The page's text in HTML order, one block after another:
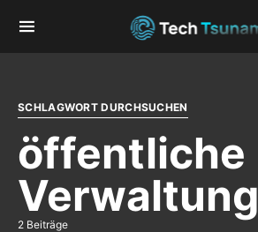
SCHLAGWORT DURCHSUCHEN
öffentliche
Verwaltung
2 Beiträge